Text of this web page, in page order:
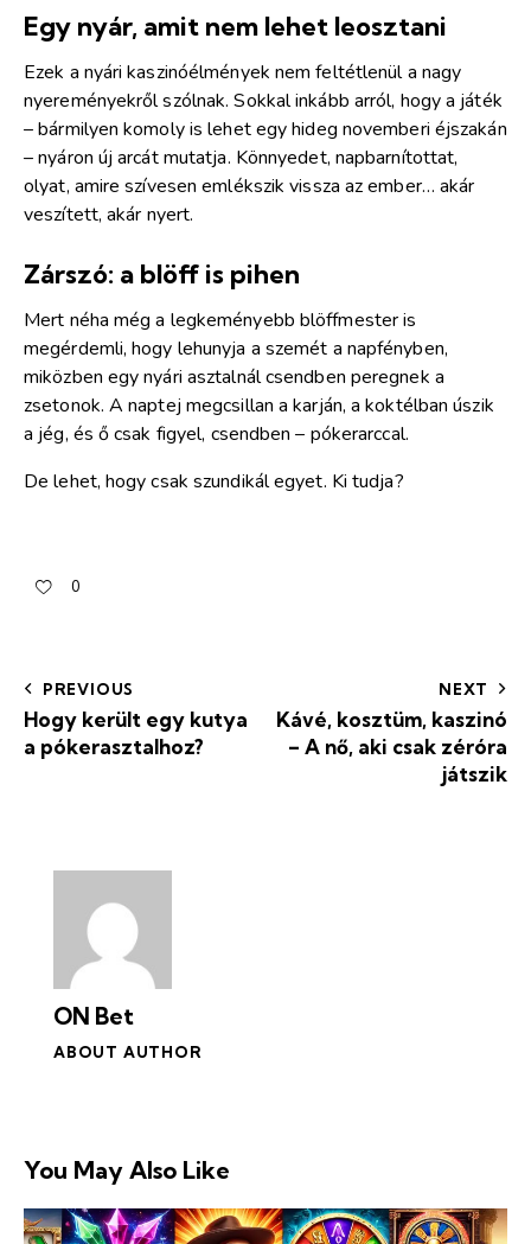
Egy nyár, amit nem lehet leosztani
Ezek a nyári kaszinóélmények nem feltétlenül a nagy
nyereményekről szólnak. Sokkal inkább arról, hogy a játék
– bármilyen komoly is lehet egy hideg novemberi éjszakán
– nyáron új arcát mutatja. Könnyedet, napbarnítottat,
olyat, amire szívesen emlékszik vissza az ember… akár
veszített, akár nyert.
Zárszó: a blöff is pihen
Mert néha még a legkeményebb blöffmester is
megérdemli, hogy lehunyja a szemét a napfényben,
miközben egy nyári asztalnál csendben peregnek a
zsetonok. A naptej megcsillan a karján, a koktélban úszik
a jég, és ő csak figyel, csendben – pókerarccal.
De lehet, hogy csak szundikál egyet. Ki tudja?
0
PREVIOUS
Hogy került egy kutya
a pókerasztalhoz?
NEXT
Kávé, kosztüm, kaszinó
– A nő, aki csak zéróra
játszik
ON Bet
ABOUT AUTHOR
You May Also Like